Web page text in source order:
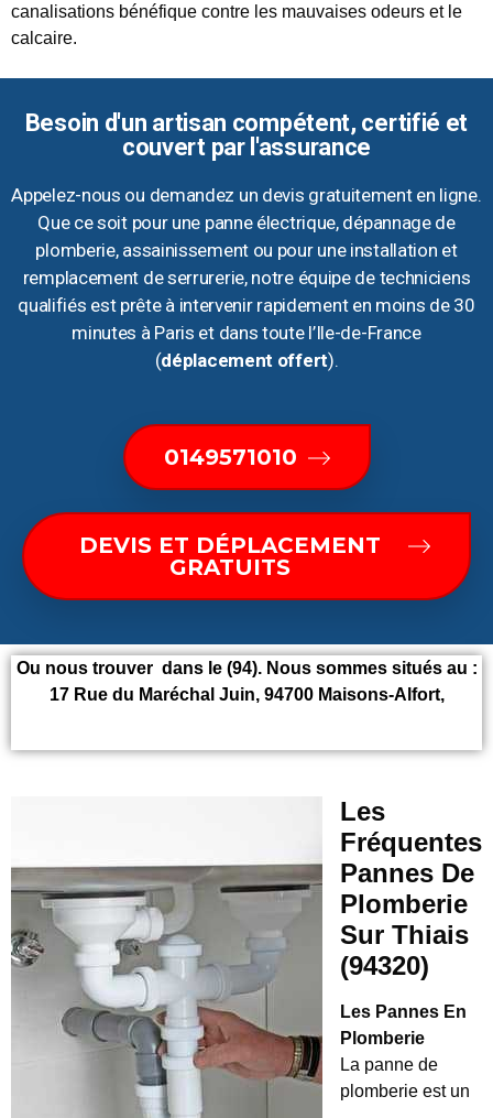
canalisations bénéfique contre les mauvaises odeurs et le
calcaire.
Besoin d'un artisan compétent, certifié et
couvert par l'assurance
Appelez-nous ou demandez un devis gratuitement en ligne.
Que ce soit pour une panne électrique, dépannage de
plomberie, assainissement ou pour une installation et
remplacement de serrurerie, notre équipe de techniciens
qualifiés est prête à intervenir rapidement en moins de 30
minutes à Paris et dans toute l’Ile-de-France
(déplacement offert).
0149571010
DEVIS ET DÉPLACEMENT
GRATUITS
Ou nous trouver dans le (94). Nous sommes situés au :
17 Rue du Maréchal Juin, 94700 Maisons-Alfort,
Les
Fréquentes
Pannes De
Plomberie
Sur Thiais
(94320)
Les Pannes En
Plomberie
La panne de
plomberie est un